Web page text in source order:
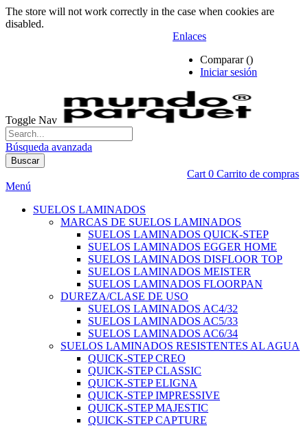
The store will not work correctly in the case when cookies are
disabled.
Enlaces
Comparar ()
Iniciar sesión
Toggle Nav
Búsqueda avanzada
Buscar
Cart 0 Carrito de compras
Menú
SUELOS LAMINADOS
MARCAS DE SUELOS LAMINADOS
SUELOS LAMINADOS QUICK-STEP
SUELOS LAMINADOS EGGER HOME
SUELOS LAMINADOS DISFLOOR TOP
SUELOS LAMINADOS MEISTER
SUELOS LAMINADOS FLOORPAN
DUREZA/CLASE DE USO
SUELOS LAMINADOS AC4/32
SUELOS LAMINADOS AC5/33
SUELOS LAMINADOS AC6/34
SUELOS LAMINADOS RESISTENTES AL AGUA
QUICK-STEP CREO
QUICK-STEP CLASSIC
QUICK-STEP ELIGNA
QUICK-STEP IMPRESSIVE
QUICK-STEP MAJESTIC
QUICK-STEP CAPTURE